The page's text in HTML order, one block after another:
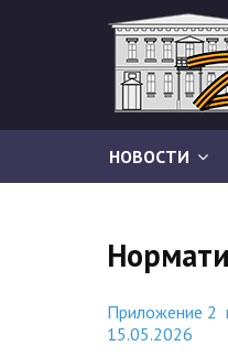
НОВОСТИ
Приложение 2
15.05.2026